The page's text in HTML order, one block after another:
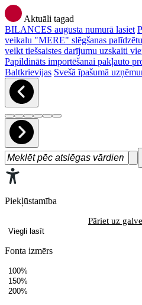
Aktuāli tagad
BILANCES augusta numurā lasiet
veikalu "MERE" slēgšanas
veikt tiešsaistes darījumu uzskaiti
Papildināts importēšanai pakļauto
Baltkrievijas Svešā īpašumā
Piekļūstamība
Pāriet uz
Viegli lasīt
Fonta izmērs
100%
150%
200%